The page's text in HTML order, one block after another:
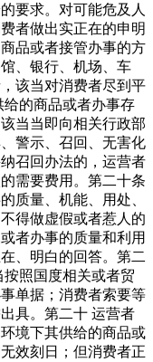
要求。对可能危及人
者做出实正在的申明
品或者接管办事的方
、银行、机场、车
该当对消费者尽到平
的商品或者办事存
当当即向相关行政部
警示、召回、无害化
召回办法的，运营者
需要费用。第二十条
质量、机能、用处、
得做虚假或者惹人的
者办事的质量和利用
、明白的回答。第二
照国度相关或者贸
单据；消费者索要等
具。第二十 运营者
境下其供给的商品或
效刻日；但消费者正